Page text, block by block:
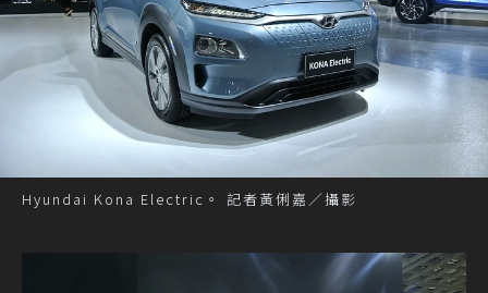
Hyundai Kona Electric。 記者黃俐嘉／攝影